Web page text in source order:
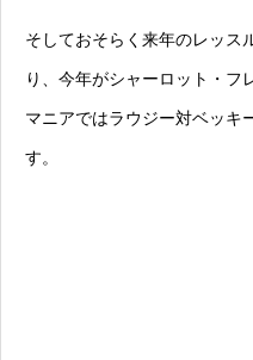
そしておそらく来年のレッス
り、今年がシャーロット・フ
マニアではラウジー対ベッキ
す。